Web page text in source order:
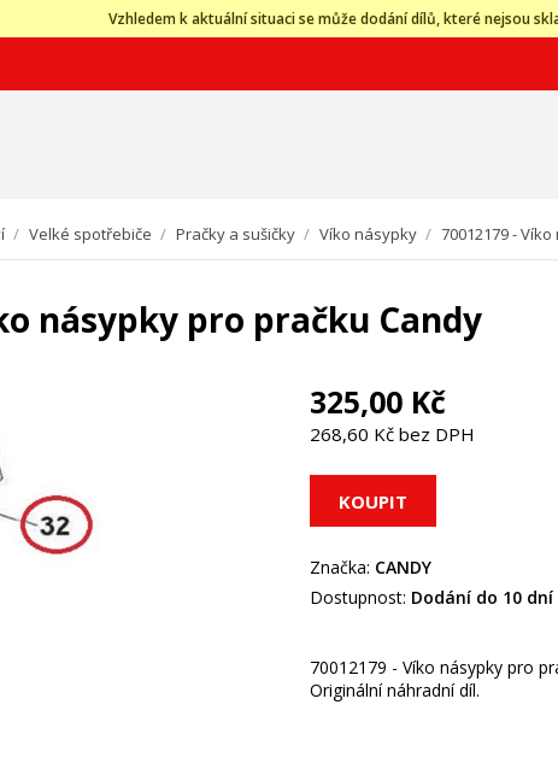
Vzhledem k aktuální situaci se může dodání dílů, které nejsou
/ Velké spotřebiče / Pračky a sušičky / Víko násypky / 70012179 -
násypky pro pračku Candy
325,00 Kč
268,60 Kč bez DPH
Značka: CANDY
Dostupnost: Dodání do 10 dní
70012179 - Víko násypky pro
Originální náhradní díl.